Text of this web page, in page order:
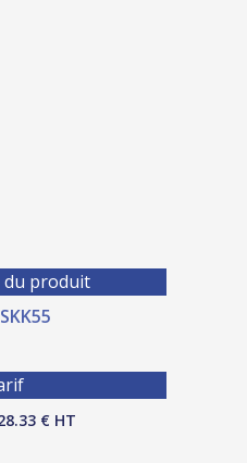
du produit
€ HT